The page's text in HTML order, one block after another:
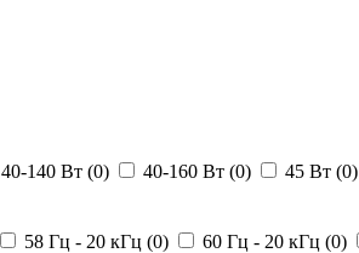
40-140 Вт (0) 40-160 Вт (0) 45 Вт (0)
58 Гц - 20 кГц (0) 60 Гц - 20 кГц (0)